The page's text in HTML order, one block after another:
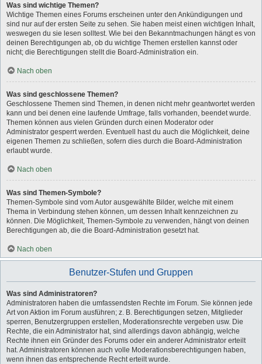
Was sind wichtige Themen?
Wichtige Themen eines Forums erscheinen unter den Ankündigungen und
sind nur auf der ersten Seite zu sehen. Sie haben meist einen wichtigen Inhalt,
weswegen du sie lesen solltest. Wie bei den Bekanntmachungen hängt es von
deinen Berechtigungen ab, ob du wichtige Themen erstellen kannst oder
nicht; die Berechtigungen stellt die Board-Administration ein.
Nach oben
Was sind geschlossene Themen?
Geschlossene Themen sind Themen, in denen nicht mehr geantwortet werden
kann und bei denen eine laufende Umfrage, falls vorhanden, beendet wurde.
Themen können aus vielen Gründen durch einen Moderator oder
Administrator gesperrt werden. Eventuell hast du auch die Möglichkeit, deine
eigenen Themen zu schließen, sofern dies durch die Board-Administration
erlaubt wurde.
Nach oben
Was sind Themen-Symbole?
Themen-Symbole sind vom Autor ausgewählte Bilder, welche mit einem
Thema in Verbindung stehen können, um dessen Inhalt kennzeichnen zu
können. Die Möglichkeit, Themen-Symbole zu verwenden, hängt von deinen
Berechtigungen ab, die die Board-Administration gesetzt hat.
Nach oben
Benutzer-Stufen und Gruppen
Was sind Administratoren?
Administratoren haben die umfassendsten Rechte im Forum. Sie können jede
Art von Aktion im Forum ausführen; z. B. Berechtigungen setzen, Mitglieder
sperren, Benutzergruppen erstellen, Moderationsrechte vergeben usw. Die
Rechte, die ein Administrator hat, sind allerdings davon abhängig, welche
Rechte ihnen ein Gründer des Forums oder ein anderer Administrator erteilt
hat. Administratoren können auch volle Moderationsberechtigungen haben,
wenn ihnen das entsprechende Recht erteilt wurde.